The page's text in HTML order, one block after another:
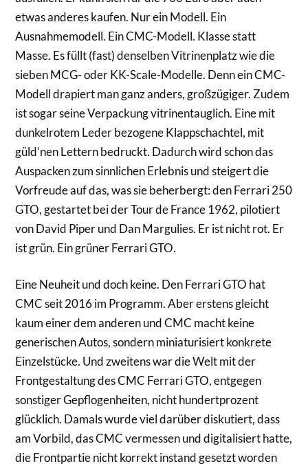
etwas anderes kaufen. Nur ein Modell. Ein
Ausnahmemodell. Ein CMC-Modell. Klasse statt
Masse. Es füllt (fast) denselben Vitrinenplatz wie die
sieben MCG- oder KK-Scale-Modelle. Denn ein CMC-
Modell drapiert man ganz anders, großzügiger. Zudem
ist sogar seine Verpackung vitrinentauglich. Eine mit
dunkelrotem Leder bezogene Klappschachtel, mit
güld’nen Lettern bedruckt. Dadurch wird schon das
Auspacken zum sinnlichen Erlebnis und steigert die
Vorfreude auf das, was sie beherbergt: den Ferrari 250
GTO, gestartet bei der Tour de France 1962, pilotiert
von David Piper und Dan Margulies. Er ist nicht rot. Er
ist grün. Ein grüner Ferrari GTO.
Eine Neuheit und doch keine. Den Ferrari GTO hat
CMC seit 2016 im Programm. Aber erstens gleicht
kaum einer dem anderen und CMC macht keine
generischen Autos, sondern miniaturisiert konkrete
Einzelstücke. Und zweitens war die Welt mit der
Frontgestaltung des CMC Ferrari GTO, entgegen
sonstiger Gepflogenheiten, nicht hundertprozent
glücklich. Damals wurde viel darüber diskutiert, dass
am Vorbild, das CMC vermessen und digitalisiert hatte,
die Frontpartie nicht korrekt instand gesetzt worden